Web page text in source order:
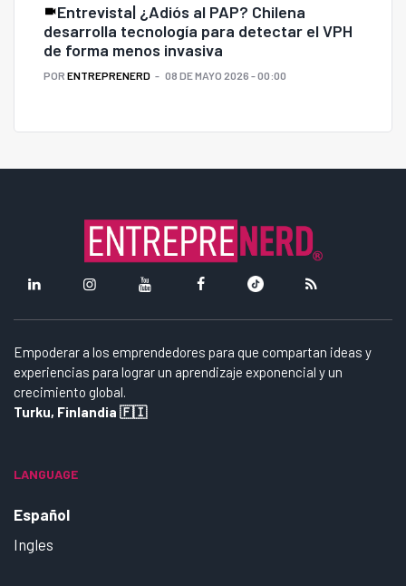
Entrevista| ¿Adiós al PAP? Chilena
desarrolla tecnología para detectar el VPH
de forma menos invasiva
POR ENTREPRENERD 08 DE MAYO 2026 - 00:00
Empoderar a los emprendedores para que compartan ideas y
experiencias para lograr un aprendizaje exponencial y un
crecimiento global.
Turku, Finlandia 🇫🇮
LANGUAGE
Español
Ingles